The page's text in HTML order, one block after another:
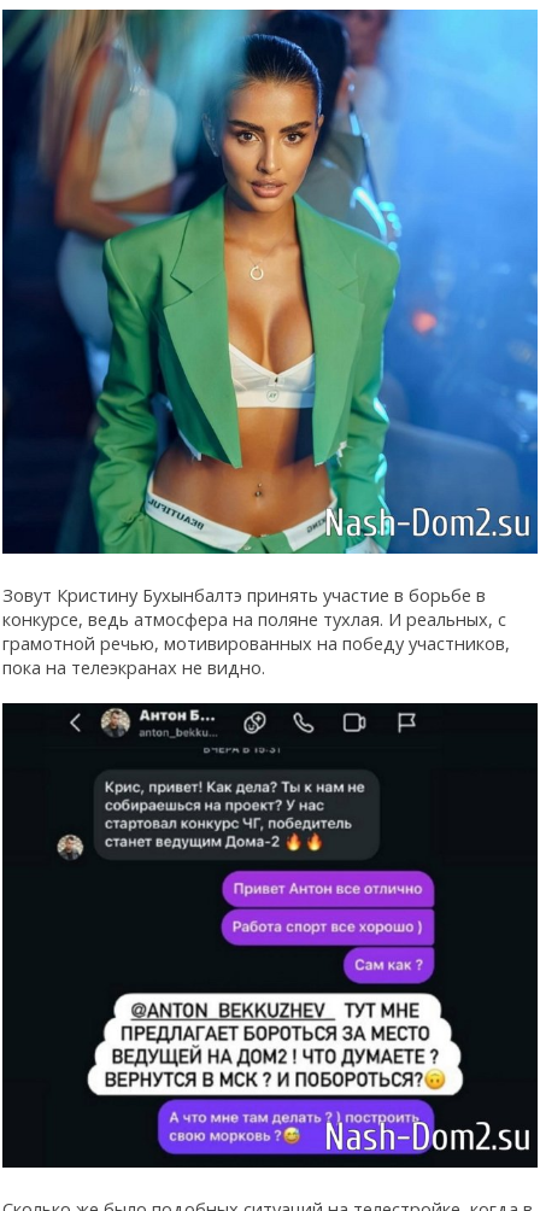
Зовут Кристину Бухынбалтэ принять участие в борьбе в
конкурсе, ведь атмосфера на поляне тухлая. И реальных, с
грамотной речью, мотивированных на победу участников,
пока на телеэкранах не видно.